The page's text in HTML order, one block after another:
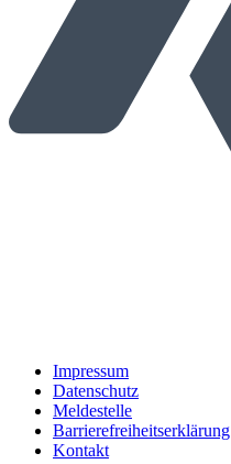
Impressum
Datenschutz
Meldestelle
Barrierefreiheitserklärung
Kontakt